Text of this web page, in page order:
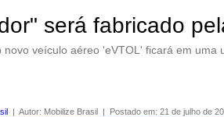
será fabricado
novo veículo aéreo 'eVTOL' ficará em
| Autor: Mobilize Brasil | Postado em: 21 de julho de